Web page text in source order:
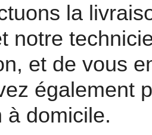
la
notre
et de vous
également
à domicile.